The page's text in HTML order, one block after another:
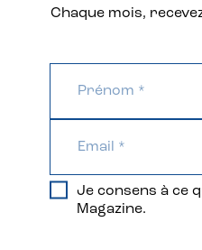
Chaque mois,
Je consens à ce
Magazine.